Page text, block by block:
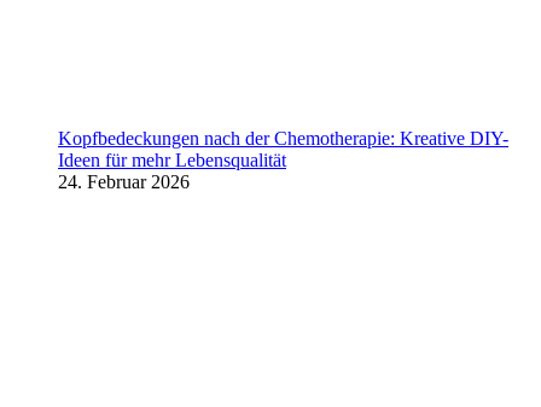
Kopfbedeckungen nach der Chemotherapie: Kreative DIY-
Ideen für mehr Lebensqualität
24. Februar 2026